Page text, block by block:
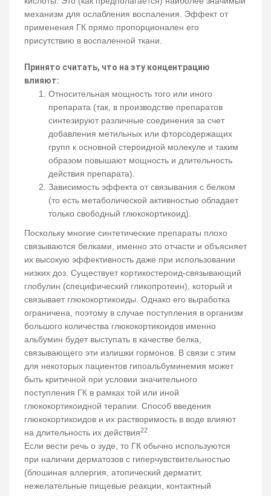
механизм для ослабления воспаления. Эффект от
применения ГК прямо пропорционален его
присутствию в воспаленной ткани.
Принято считать, что на эту концентрацию
влияют:
Относительная мощность того или иного
препарата (так, в производстве препаратов
синтезируют различные соединения за счет
добавления метильных или фторсодержащих
групп к основной стероидной молекуле и таким
образом повышают мощность и длительность
действия препарата).
Зависимость эффекта от связывания с белком
(то есть метаболической активностью обладает
только свободный глюкокортикоид).
Поскольку многие синтетические препараты плохо
связываются белками, именно это отчасти и объясняет
их высокую эффективность даже при использовании
низких доз. Существует кортикостероид-связывающий
глобулин (специфический гликопротеин), который и
связывает глюкокортикоиды. Однако его выработка
ограничена, поэтому в случае поступления в организм
большого количества глюкокортикоидов именно
альбумин будет выступать в качестве белка,
связывающего эти излишки гормонов. В связи с этим
для некоторых пациентов гипоальбуминемия может
быть критичной при условии значительного
поступления ГК в рамках той или иной
глюкокортикоидной терапии. Способ введения
глюкокортикоидов и их растворимость в воде влияют
на длительность их действия22.
Если вести речь о зуде, то ГК обычно используются
при наличии дерматозов с гиперчувствительностью
(блошиная аллергия, атопический дерматит,
нежелательные пищевые реакции, контактный